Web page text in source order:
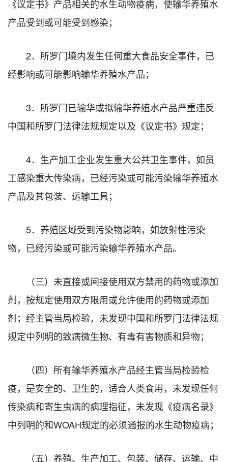
《议定书》产品相关的水生动物疫病，使输华养殖水
产品受到或可能受到感染；
2．所罗门境内发生任何重大食品安全事件，已
经影响或可能影响输华养殖水产品；
3．所罗门已输华或拟输华养殖水产品严重违反
中国和所罗门法律法规规定以及《议定书》规定；
4．生产加工企业发生重大公共卫生事件，如员
工感染重大传染病，已经污染或可能污染输华养殖水
产品及其包装、运输工具；
5．养殖区域受到污染物影响，如放射性污染
物，已经污染或可能污染输华养殖水产品。
（三）未直接或间接使用双方禁用的药物或添加
剂，按规定使用双方限用或允许使用的药物或添加
剂；经主管当局检验，未发现中国和所罗门法律法规
规定中列明的致病微生物、有毒有害物质和异物；
（四）所有输华养殖水产品经主管当局检验检
疫，是安全的、卫生的，适合人类食用，未发现任何
传染病和寄生虫病的病理指征，未发现《疫病名录》
中列明的和WOAH规定的必须通报的水生动物疫病；
（五）养殖、生产加工、包装、储存、运输、中